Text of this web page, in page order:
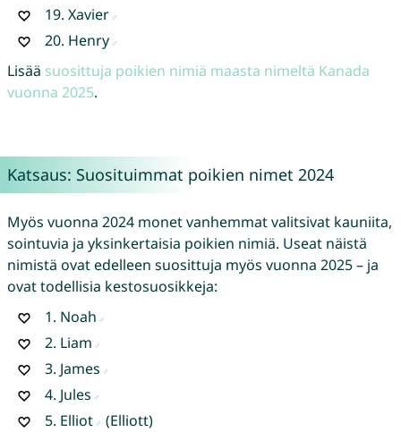
19. Xavier
20. Henry
Lisää suosittuja poikien nimiä maasta nimeltä Kanada
vuonna 2025.
Katsaus: Suosituimmat poikien nimet 2024
Myös vuonna 2024 monet vanhemmat valitsivat kauniita,
sointuvia ja yksinkertaisia poikien nimiä. Useat näistä
nimistä ovat edelleen suosittuja myös vuonna 2025 – ja
ovat todellisia kestosuosikkeja:
1. Noah
2. Liam
3. James
4. Jules
5. Elliot
(Elliott)